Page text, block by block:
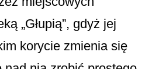
„Głupią”, gdyż jej
korycie zmienia się